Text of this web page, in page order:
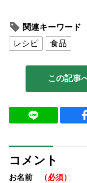
関連キーワード
レシピ
食品
この記事
コメント
お名前 （必須）